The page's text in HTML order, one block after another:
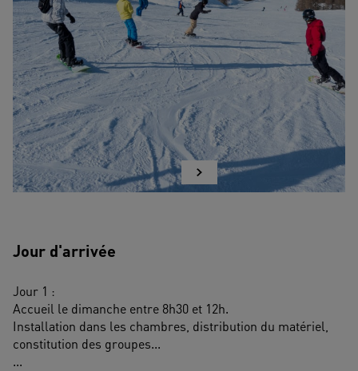
Jour d'arrivée
Jour 1 :
Accueil le dimanche entre 8h30 et 12h.
Installation dans les chambres, distribution du matériel,
constitution des groupes...
...